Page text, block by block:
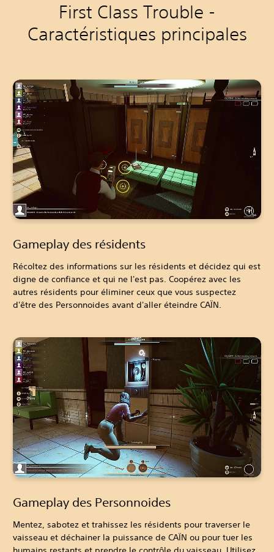
First Class Trouble -
Caractéristiques principales
Gameplay des résidents
Récoltez des informations sur les résidents et décidez qui est
digne de confiance et qui ne l'est pas. Coopérez avec les
autres résidents pour éliminer ceux que vous suspectez
d'être des Personnoides avant d'aller éteindre CAÏN.
Gameplay des Personnoides
Mentez, sabotez et trahissez les résidents pour traverser le
vaisseau et déchainer la puissance de CAÏN ou pour tuer les